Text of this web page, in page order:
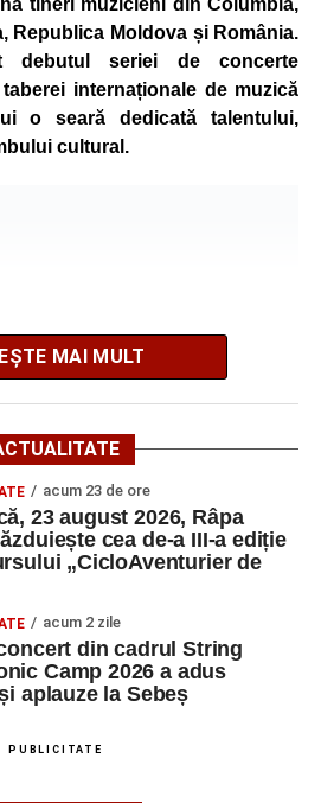
participanții își vor putea ridica
la competiție în cadrul Punctului
(Race Office), care va
program:
loc și antrenamente libere pe
dat duminică, 23 august 2026, la
până în 22 august 2026 și
ulwww.cicloaventura.ro.
ne ca sursă preferată
ne pe Google News
Republica Moldova și România.
debutul seriei de concerte
internaționale de muzică
o seară dedicată talentului,
cultural.
Camp 2026 reunește tineri
alături de voluntari și foști elevi ai
o săptămână, la cursuri de
activități artistice desfășurate sub
și mentori.
MAI MULT
acum 23 de ore
23 august 2026, Râpa
cea de-a III-a ediție
„CicloAventurier de
acum 2 zile
din cadrul String
Camp 2026 a adus
aplauze la Sebeș
PUBLICITATE